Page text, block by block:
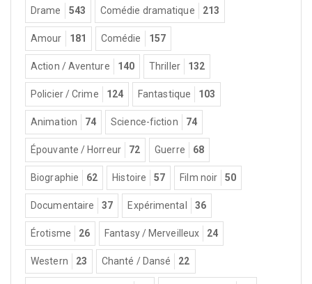
Drame 543 Comédie dramatique 213
Amour 181 Comédie 157
Action / Aventure 140 Thriller 132
Policier / Crime 124 Fantastique 103
Animation 74 Science-fiction 74
Épouvante / Horreur 72 Guerre 68
Biographie 62 Histoire 57 Film noir 50
Documentaire 37 Expérimental 36
Érotisme 26 Fantasy / Merveilleux 24
Western 23 Chanté / Dansé 22